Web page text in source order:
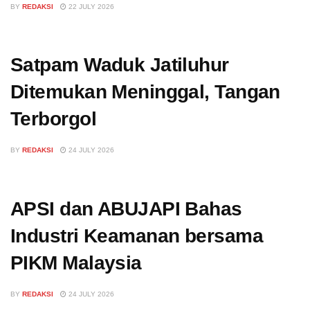
BY REDAKSI 22 JULY 2026
Satpam Waduk Jatiluhur
Ditemukan Meninggal, Tangan
Terborgol
BY REDAKSI 24 JULY 2026
APSI dan ABUJAPI Bahas
Industri Keamanan bersama
PIKM Malaysia
BY REDAKSI 24 JULY 2026